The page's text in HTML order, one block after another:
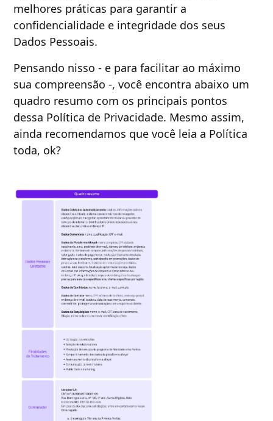
melhores práticas para garantir a
confidencialidade e integridade dos seus
Dados Pessoais.
Pensando nisso - e para facilitar ao máximo
sua compreensão -, você encontra abaixo um
quadro resumo com os principais pontos
dessa Política de Privacidade. Mesmo assim,
ainda recomendamos que você leia a Política
toda, ok?